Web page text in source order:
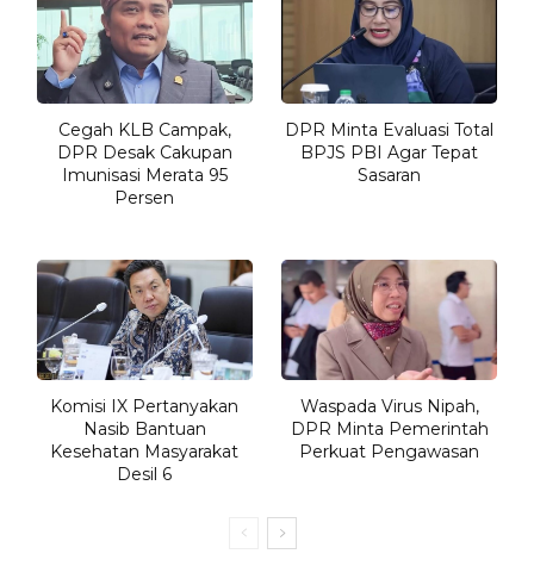
Cegah KLB Campak,
DPR Desak Cakupan
Imunisasi Merata 95
Persen
DPR Minta Evaluasi Total
BPJS PBI Agar Tepat
Sasaran
Komisi IX Pertanyakan
Nasib Bantuan
Kesehatan Masyarakat
Desil 6
Waspada Virus Nipah,
DPR Minta Pemerintah
Perkuat Pengawasan